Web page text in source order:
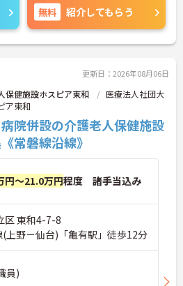
ないのでワークライフ
におススメの求人です
無料 紹介してもらう
更新日：2026年08月06日
健施設ホスピア東和
医療法人社団大
ア東和
病院併設の介護老人保健施設
常磐線沿線》
円～21.0万円程度 諸手当込み
区 東和4-7-8
(上野－仙台)「亀有駅」徒歩12分
員)